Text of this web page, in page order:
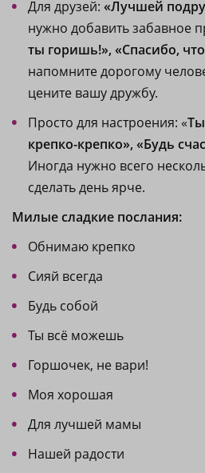
Для друзей: «Лучшей
нужно добавить забавное
ты горишь!», «Спасибо,
напомните дорогому
цените вашу дружбу.
Просто для настроения: «
крепко-крепко», «Будь
Иногда нужно всего
сделать день ярче.
Милые сладкие послания:
Обнимаю крепко
Сияй всегда
Будь собой
Ты всё можешь
Горшочек, не вари!
Моя хорошая
Для лучшей мамы
Нашей радости